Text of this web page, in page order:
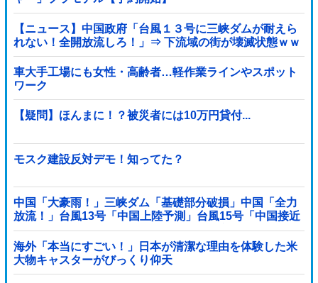
【ニュース】中国政府「台風１３号に三峡ダムが耐えら
れない！全開放流しろ！」⇒ 下流域の街が壊滅状態ｗｗ
ｗｗｗ
車大手工場にも女性・高齢者…軽作業ラインやスポット
ワーク
【疑問】ほんまに！？被災者には10万円貸付...
モスク建設反対デモ！知ってた？
中国「大豪雨！」三峡ダム「基礎部分破損」中国「全力
放流！」台風13号「中国上陸予測」台風15号「中国接近
（画像」中国「台風同時上陸！（穀物生産が壊滅危機」
→
海外「本当にすごい！」日本が清潔な理由を体験した米
大物キャスターがびっくり仰天